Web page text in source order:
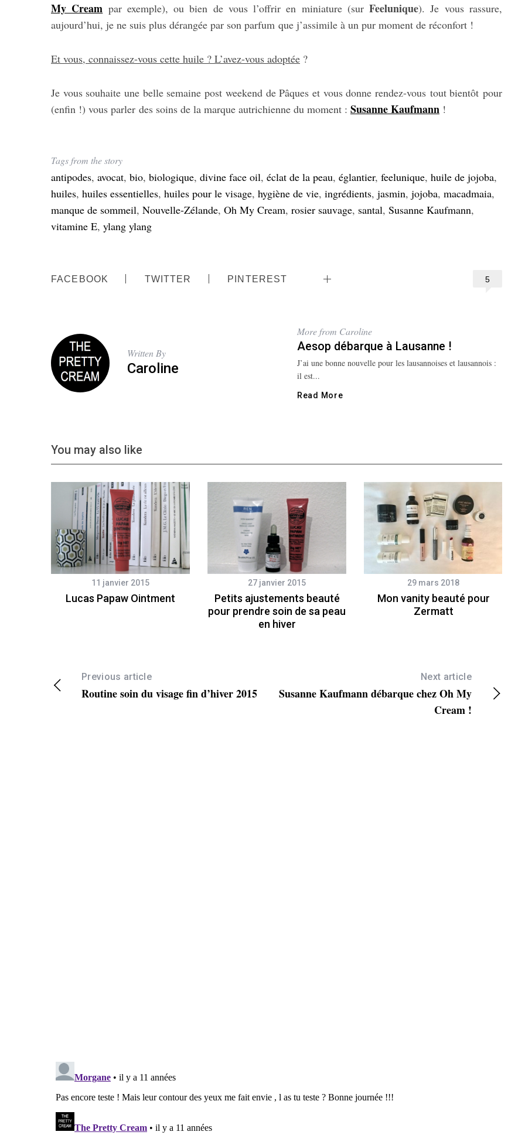
My Cream par exemple), ou bien de vous l’offrir en miniature (surFeelunique). Je vous rassure,
aujourd’hui, je ne suis plus dérangée par son parfum que j’assimile à un pur moment de réconfort !
Et vous, connaissez-vous cette huile ? L’avez-vous adoptée ?
Je vous souhaite une belle semaine post weekend de Pâques et vous donne rendez-vous tout bientôt pour
(enfin !) vous parler des soins de la marque autrichienne du moment : Susanne Kaufmann !
Tags from the story
antipodes, avocat, bio, biologique, divine face oil, éclat de la peau, églantier, feelunique, huile de jojoba,
huiles, huiles essentielles, huiles pour le visage, hygiène de vie, ingrédients, jasmin, jojoba, macadmaia,
manque de sommeil, Nouvelle-Zélande, Oh My Cream, rosier sauvage, santal, Susanne Kaufmann,
vitamine E, ylang ylang
5
FACEBOOK TWITTER PINTEREST
Written By
Caroline
More from Caroline
Aesop débarque à Lausanne !
J’ai une bonne nouvelle pour les lausannoises et lausannois :
il est...
Read More
You may also like
11 janvier 2015
Lucas Papaw Ointment
27 janvier 2015
Petits ajustements beauté
pour prendre soin de sa peau
en hiver
29 mars 2018
Mon vanity beauté pour
Zermatt
Previous article
Routine soin du visage fin d’hiver 2015
Next article
Susanne Kaufmann débarque chez Oh My
Cream !
e
c
h
: